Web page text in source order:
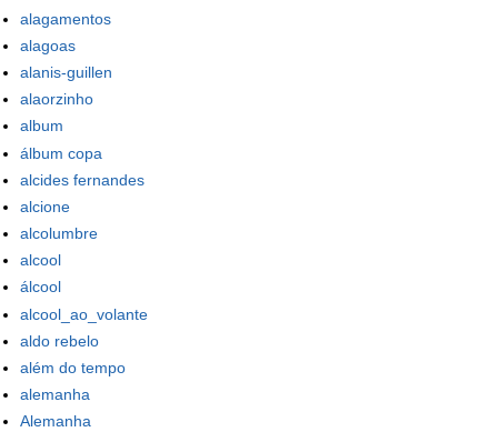
alagamentos
alagoas
alanis-guillen
alaorzinho
album
álbum copa
alcides fernandes
alcione
alcolumbre
alcool
álcool
alcool_ao_volante
aldo rebelo
além do tempo
alemanha
Alemanha